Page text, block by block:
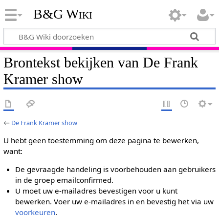
B&G Wiki
Brontekst bekijken van De Frank
Kramer show
← De Frank Kramer show
U hebt geen toestemming om deze pagina te bewerken,
want:
De gevraagde handeling is voorbehouden aan gebruikers
in de groep emailconfirmed.
U moet uw e-mailadres bevestigen voor u kunt
bewerken. Voer uw e-mailadres in en bevestig het via uw
voorkeuren.